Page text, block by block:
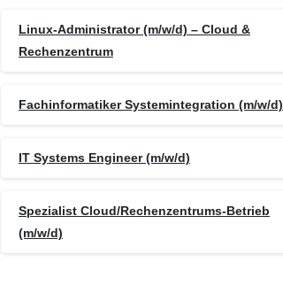
Linux-Administrator (m/w/d) – Cloud &
Rechenzentrum
Fachinformatiker Systemintegration (m/w/d)
IT Systems Engineer (m/w/d)
Spezialist Cloud/Rechenzentrums-Betrieb
(m/w/d)